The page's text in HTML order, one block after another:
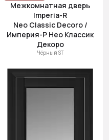
Межкомнатная дверь
Imperia-R
Neo Classic Decoro /
Империя-Р Нео Классик
Декоро
Чёрный ST